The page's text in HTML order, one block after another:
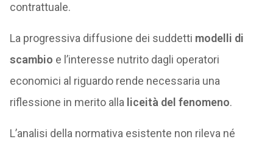
contrattuale.
La progressiva diffusione dei suddetti modelli di
scambio e l’interesse nutrito dagli operatori
economici al riguardo rende necessaria una
riflessione in merito alla liceità del fenomeno.
L’analisi della normativa esistente non rileva né